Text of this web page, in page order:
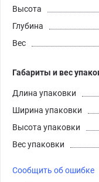
Высота
Глубина
Вес
Габариты и вес
Длина упаковки
Ширина упаковки
Высота упаковки
Вес упаковки
Сообщить об ошибке